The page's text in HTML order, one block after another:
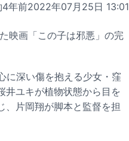
4年前2022年07月25日 13:01
映画「この子は邪悪」の完
に深い傷を抱える少女・窪
井ユキが植物状態から目を
、片岡翔が脚本と監督を担